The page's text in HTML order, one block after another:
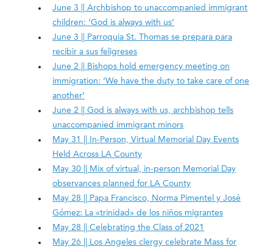
June 3 || Archbishop to unaccompanied immigrant
children: ‘God is always with us’
June 3 || Parroquia St. Thomas se prepara para
recibir a sus feligreses
June 2 || Bishops hold emergency meeting on
immigration: ‘We have the duty to take care of one
another’
June 2 || God is always with us, archbishop tells
unaccompanied immigrant minors
May 31 || In-Person, Virtual Memorial Day Events
Held Across LA County
May 30 || Mix of virtual, in-person Memorial Day
observances planned for LA County
May 28 || Papa Francisco, Norma Pimentel y José
Gómez: La «trinidad» de los niños migrantes
May 28 || Celebrating the Class of 2021
May 26 || Los Angeles clergy celebrate Mass for